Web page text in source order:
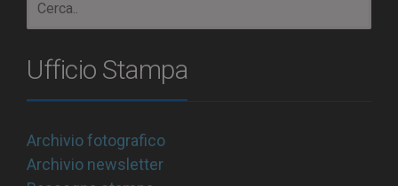
Ufficio Stampa
Archivio fotografico
Archivio newsletter